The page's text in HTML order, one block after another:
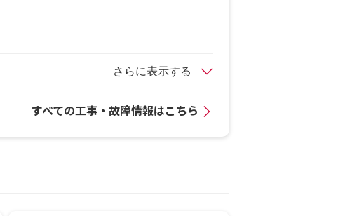
さらに表示する
すべての工事・故障情報はこちら